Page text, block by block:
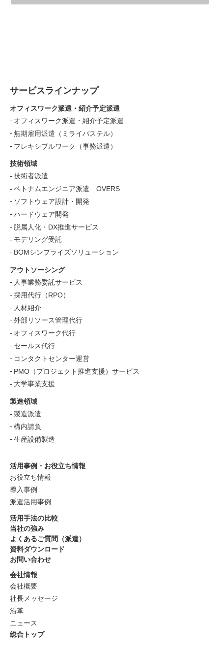
3．個人情報の取り扱いの委託
当社で定める個人情報保護の水準を満たした委託先に､個人情
報の取り扱い業務の全部または一部を外部に委託する場合が
あります。
4.個人情報の共同利用
ビス提供のために当社グループ会社と情報の共同利用をさせ
ていただく場合がございます。
・共同利用する個人情報の項目：お問い合わせフォームにご
入力いただく全ての情報
・共同利用する者の範囲：パーソルファクトリーパートナー
ズ株式会社
・共同利用の利用目的：（2.と同じ）
・共同利用する個人情報の管理責任者：パーソルエクセルＨ
Ｒパートナーズ株式会社
5．開示対象個人情報の開示等および問合せ窓口
当社が保有する開示対象個人情報に関して、本人､または代理
人から個人情報の利用目的の通知､開示､内容の訂正､追加また
は削除､利用の停止､消去および第三者への提供の停止（以下
会社
(2) 個人情報保護管理者 情報セキュリティ担当執行役員
TEL：06-6945-0390
(3) 開示対象個人情報の利用目的 上記2.記載の利用目的と
同じです。
(4) 開示対象個人情報に関する開示等の手続
開示等のお申し出先：下記の「個人情報お問い合わせ総合窓
開示等のお申し出の方式：電話､電子メール､文書等にて承り
ます。
開示方法：口頭開示、書面開示、電子メール開示の3通りで
す。
本人または代理人であることを確認いたします。
6．本人が容易に認識できない方法による個人情報の取得
当社WEBサイトでは､クッキー（Cookie）を使用しておりま
す。クッキーは､皆様がページをご覧いただく際に必要なシス
テム情報や､ご利用中の皆様を同一人物であると確認するため
の情報としてのみ使用しており､個人が特定されるような情報
は含んでおりません。
※ブラウザのセキュリティ設定でクッキーを無効にしている
場合には､上記機能を利用できません。
個人情報保護に関する苦情･相談窓口
サービスラインナップ
オフィスワーク派遣・紹介予定派遣
オフィスワーク派遣・紹介予定派遣
無期雇用派遣（ミライパステル）
フレキシブルワーク（事務派遣）
技術領域
技術者派遣
ベトナムエンジニア派遣 OVERS
ソフトウェア設計・開発
ハードウェア開発
脱属人化・DX推進サービス
モデリング受託
BOMシンプライズソリューション
アウトソーシング
人事業務委託サービス
採用代行（RPO）
人材紹介
外部リソース管理代行
オフィスワーク代行
セールス代行
コンタクトセンター運営
PMO（プロジェクト推進支援）サービス
大学事業支援
製造領域
製造派遣
構内請負
生産設備製造
活用事例・お役立ち情報
お役立ち情報
導入事例
派遣活用事例
活用手法の比較
当社の強み
よくあるご質問（派遣）
資料ダウンロード
お問い合わせ
会社情報
会社概要
社長メッセージ
沿革
ニュース
総合トップ